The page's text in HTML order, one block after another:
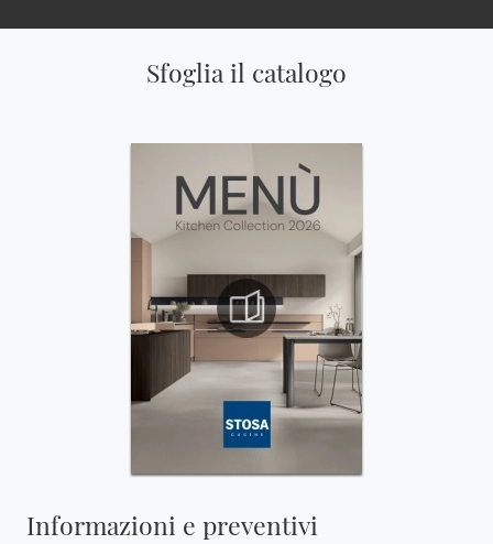
Sfoglia il catalogo
Informazioni e preventivi